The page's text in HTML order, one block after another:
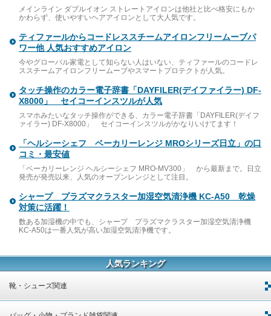
メインライン ダブルイオン ストレートアイロンは他社と比べ格安にもか
かわらず、使いやすいヘアアイロンとして大人気です。
ティファールからコードレススチームアイロンフリームーブパ
ワー他 人気おすすめアイロン
今やグローバル家電として知らない人はいない、ティファールのコードレ
ススチームアイロンフリームーブやスマートプロテクトが人気。
タッチ操作のカラー電子辞書「DAYFILER(デイファイラー) DF-
X8000」 セイコーインスツルが人気
スマホみたいなタッチ操作ができる、カラー電子辞書「DAYFILER(デイフ
ァイラー) DF-X8000」 セイコーインスツルがかなりいけてます！
「ヘルシーシェフ ベーカリーレンジ MROシリーズ日立」の口
コミ・最安値
「ベーカリーレンジ ヘルシーシェフ MRO-MV300」 から最新まで。日立
発売が発売以来、人気のオーブンレンジとして注目。
シャープ プラズマクラスター加湿空気清浄機 KC-A50 乾燥
対策に活躍！
数ある加湿機の中でも、シャープ プラズマクラスター加湿空気清浄機
KC-A50は一番人気が高い加湿空気清浄機です。
人気ランキング
靴・シューズ関連